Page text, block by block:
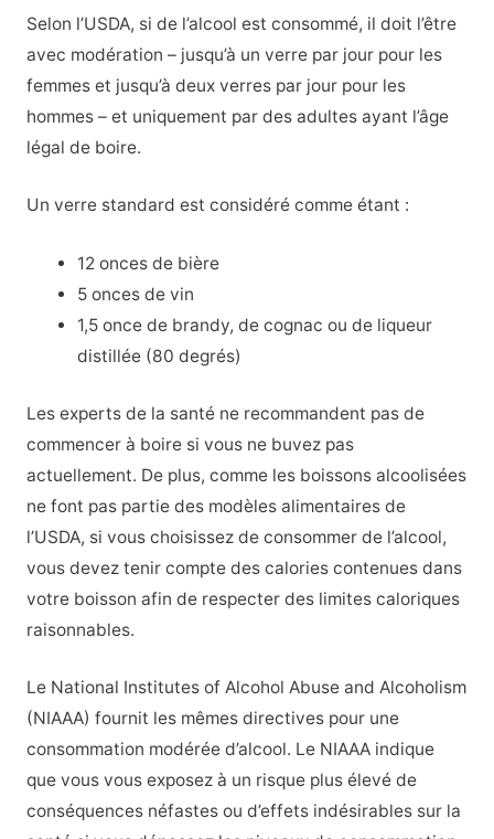
Selon l’USDA, si de l’alcool est consommé, il doit l’être
avec modération – jusqu’à un verre par jour pour les
femmes et jusqu’à deux verres par jour pour les
hommes – et uniquement par des adultes ayant l’âge
légal de boire.
Un verre standard est considéré comme étant :
12 onces de bière
5 onces de vin
1,5 once de brandy, de cognac ou de liqueur
distillée (80 degrés)
Les experts de la santé ne recommandent pas de
commencer à boire si vous ne buvez pas
actuellement. De plus, comme les boissons alcoolisées
ne font pas partie des modèles alimentaires de
l’USDA, si vous choisissez de consommer de l’alcool,
vous devez tenir compte des calories contenues dans
votre boisson afin de respecter des limites caloriques
raisonnables.
Le National Institutes of Alcohol Abuse and Alcoholism
(NIAAA) fournit les mêmes directives pour une
consommation modérée d’alcool. Le NIAAA indique
que vous vous exposez à un risque plus élevé de
conséquences néfastes ou d’effets indésirables sur la